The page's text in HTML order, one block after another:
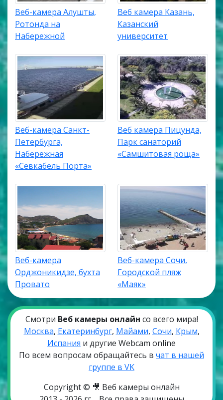
Веб-камера Алушты,
Ротонда на
Набережной
Веб камера Казань,
Казанский
университет
Веб-камера Санкт-
Петербурга,
Набережная
«Севкабель Порта»
Веб камера Пицунда,
Парк санаторий
«Самшитовая роща»
Веб-камера
Орджоникидзе, бухта
Провато
Веб-камера Сочи,
Городской пляж
«Маяк»
Смотри Веб камеры онлайн со всего мира!
Москва, Екатеринбург, Майами, Сочи, Крым,
Испания и другие Webcam online
По всем вопросам обращайтесь в чат в нашей
группе в VK
Copyright © 🎥 Веб камеры онлайн